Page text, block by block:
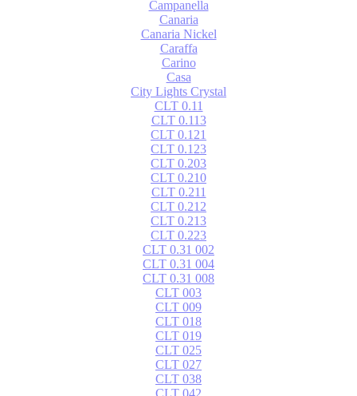
Campanella
Canaria
Canaria Nickel
Caraffa
Carino
Casa
City Lights Crystal
CLT 0.11
CLT 0.113
CLT 0.121
CLT 0.123
CLT 0.203
CLT 0.210
CLT 0.211
CLT 0.212
CLT 0.213
CLT 0.223
CLT 0.31 002
CLT 0.31 004
CLT 0.31 008
CLT 003
CLT 009
CLT 018
CLT 019
CLT 025
CLT 027
CLT 038
CLT 042